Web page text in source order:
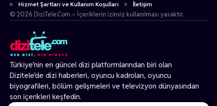
Türkiye’nin en güncel dizi platformlarından biri olan
Dizitele’de dizi haberleri, oyuncu kadroları, oyuncu
biyografileri, bölüm gelişmeleri ve televizyon dünyasından
son içerikleri keşfedin.
Hizmet Şartları ve Kullanım Koşulları
İletişim
© 2026 DiziTele.Com – İçeriklerin izinsiz kullanılması yasaktır.